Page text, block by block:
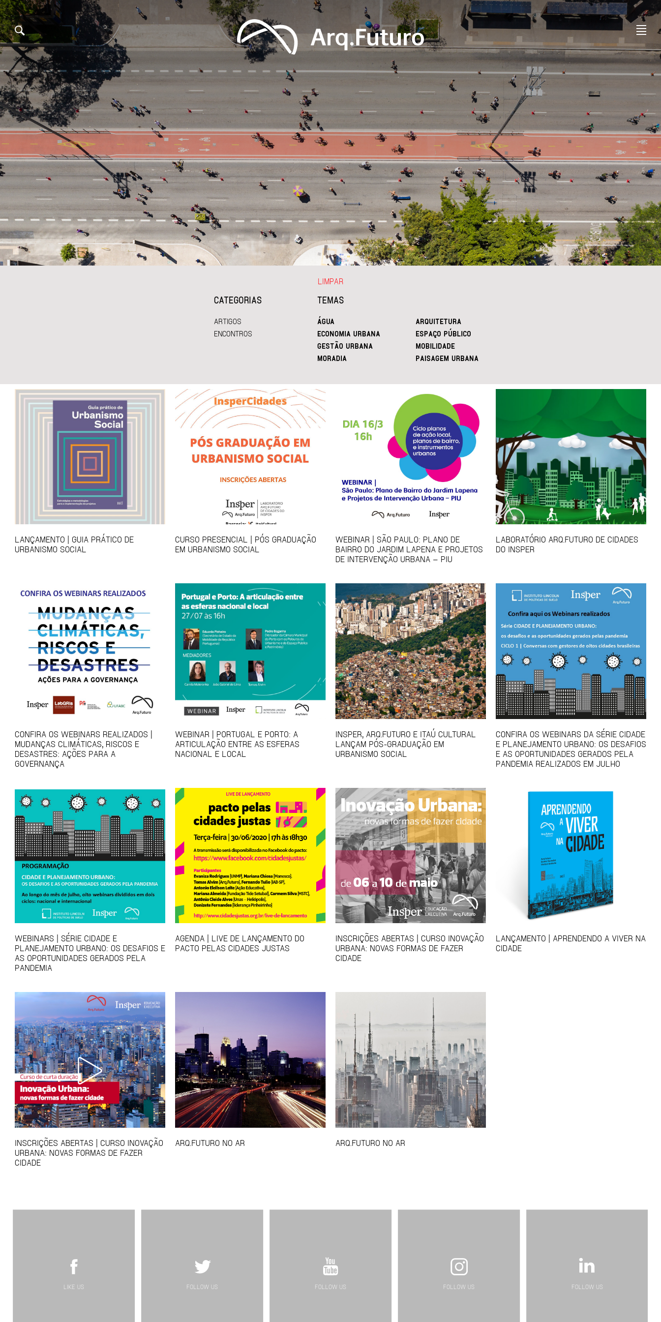
CATEGORIAS
ARTIGOS
ENCONTROS
TEMAS
ÁGUA
ARQUITETURA
ECONOMIA URBANA
ESPAÇO PÚBLICO
GESTÃO URBANA
MOBILIDADE
MORADIA
PAISAGEM URBANA
LIMPAR
LANÇAMENTO | GUIA PRÁTICO DE
URBANISMO SOCIAL
CURSO PRESENCIAL | PÓS GRADUAÇÃO
EM URBANISMO SOCIAL
WEBINAR | SÃO PAULO: PLANO DE
BAIRRO DO JARDIM LAPENA E PROJETOS
DE INTERVENÇÃO URBANA – PIU
LABORATÓRIO ARQ.FUTURO DE CIDADES
DO INSPER
CONFIRA OS WEBINARS REALIZADOS |
MUDANÇAS CLIMÁTICAS, RISCOS E
DESASTRES: AÇÕES PARA A
GOVERNANÇA
WEBINAR | PORTUGAL E PORTO: A
ARTICULAÇÃO ENTRE AS ESFERAS
NACIONAL E LOCAL
INSPER, ARQ.FUTURO E ITAÚ CULTURAL
LANÇAM PÓS-GRADUAÇÃO EM
URBANISMO SOCIAL
CONFIRA OS WEBINARS DA SÉRIE CIDADE
E PLANEJAMENTO URBANO: OS DESAFIOS
E AS OPORTUNIDADES GERADOS PELA
PANDEMIA REALIZADOS EM JULHO
WEBINARS | SÉRIE CIDADE E
PLANEJAMENTO URBANO: OS DESAFIOS E
AS OPORTUNIDADES GERADOS PELA
PANDEMIA
AGENDA | LIVE DE LANÇAMENTO DO
PACTO PELAS CIDADES JUSTAS
INSCRIÇÕES ABERTAS | CURSO INOVAÇÃO
URBANA: NOVAS FORMAS DE FAZER
CIDADE
LANÇAMENTO | APRENDENDO A VIVER NA
CIDADE
INSCRIÇÕES ABERTAS | CURSO INOVAÇÃO
URBANA: NOVAS FORMAS DE FAZER
CIDADE
ARQ.FUTURO NO AR ARQ.FUTURO NO AR
LIKE US FOLLOW US FOLLOW US FOLLOW US FOLLOW US